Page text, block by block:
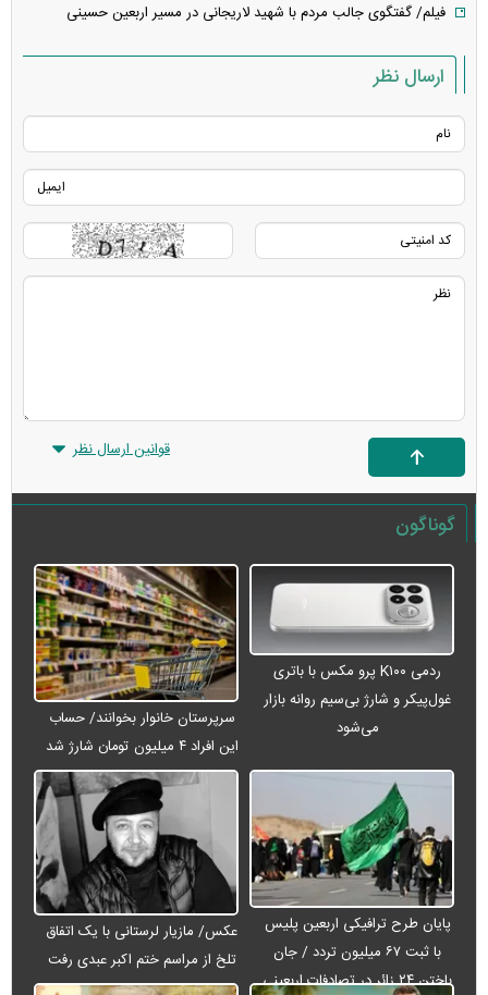
فیلم/ گفتگوی جالب مردم با شهید لاریجانی در مسیر اربعین حسینی
ارسال نظر
قوانین ارسال نظر
گوناگون
ردمی K۱۰۰ پرو مکس با باتری
غول‌پیکر و شارژ بی‌سیم روانه بازار
می‌شود
سرپرستان خانوار بخوانند/ حساب
این افراد ۴ میلیون تومان شارژ شد
پایان طرح ترافیکی اربعین پلیس
با ثبت ۶۷ میلیون تردد / جان
باختن ۲۴ زائر در تصادفات اربعینی
عکس/ مازیار لرستانی با یک اتفاق
تلخ از مراسم ختم اکبر عبدی رفت